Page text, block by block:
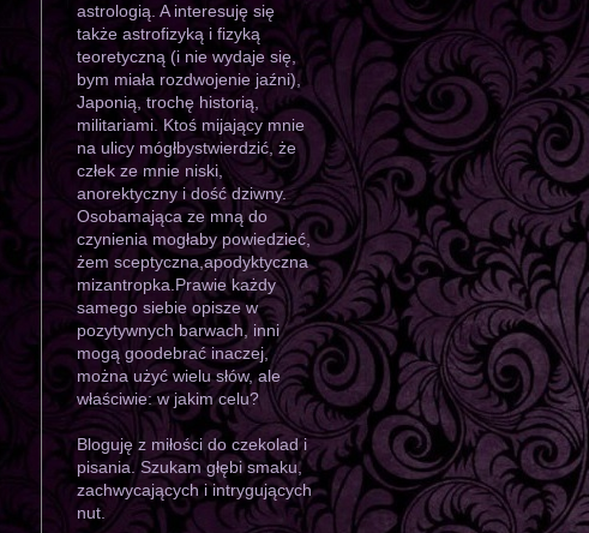
astrologią. A interesuję się
także astrofizyką i fizyką
teoretyczną (i nie wydaje się,
bym miała rozdwojenie jaźni),
Japonią, trochę historią,
militariami. Ktoś mijający mnie
na ulicy mógłbystwierdzić, że
człek ze mnie niski,
anorektyczny i dość dziwny.
Osobamająca ze mną do
czynienia mogłaby powiedzieć,
żem sceptyczna,apodyktyczna
mizantropka.Prawie każdy
samego siebie opisze w
pozytywnych barwach, inni
mogą goodebrać inaczej,
można użyć wielu słów, ale
właściwie: w jakim celu?
Bloguję z miłości do czekolad i
pisania. Szukam głębi smaku,
zachwycających i intrygujących
nut.